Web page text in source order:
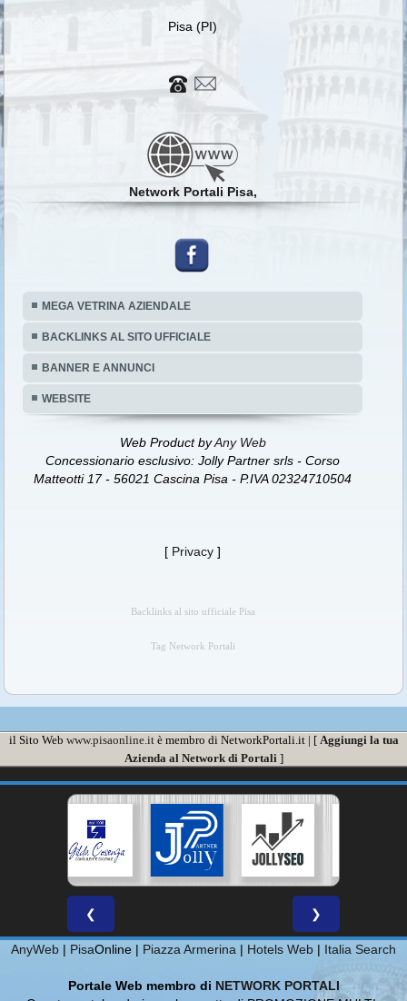
Pisa (PI)
Network Portali Pisa,
MEGA VETRINA AZIENDALE
BACKLINKS AL SITO UFFICIALE
BANNER E ANNUNCI
WEBSITE
Web Product byAny Web
Concessionario esclusivo: Jolly Partner srls - Corso
Matteotti 17 - 56021 Cascina Pisa - P.IVA 02324710504
[ Privacy ]
Backlinks al sito ufficiale Pisa
Tag Network Portali
il Sito Web www.pisaonline.itè membro di NetworkPortali.it | [ Aggiungi la tua
Azienda al Network di Portali ]
❮ ❯
AnyWeb | PisaOnline | Piazza Armerina | Hotels Web | Italia Search
Portale Web membro di NETWORK PORTALI